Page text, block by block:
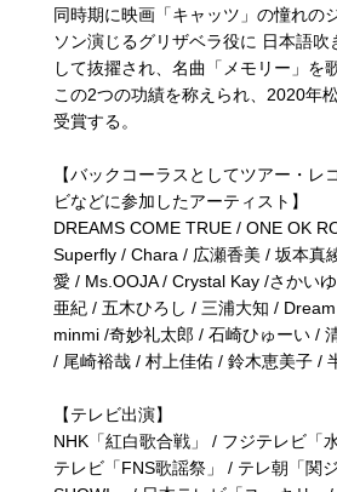
同時期に映画「キャッツ」の憧れの
ソン演じるグリザベラ役に 日本語吹
して抜擢され、名曲「メモリー」を歌
この2つの功績を称えられ、2020年
受賞する。
【バックコーラスとしてツアー・レ
ビなどに参加したアーティスト】
DREAMS COME TRUE / ONE OK
Superfly / Chara / 広瀬香美 / 坂本真
愛 / Ms.OOJA / Crystal Kay /さかい
亜紀 / 五木ひろし / 三浦大知 /
minmi /奇妙礼太郎 / 石崎ひゅーい /
/ 尾崎裕哉 / 村上佳佑 / 鈴木恵美子 /
【テレビ出演】
NHK「紅白歌合戦」 / フジテレビ「
テレビ「FNS歌謡祭」 / テレ朝「関